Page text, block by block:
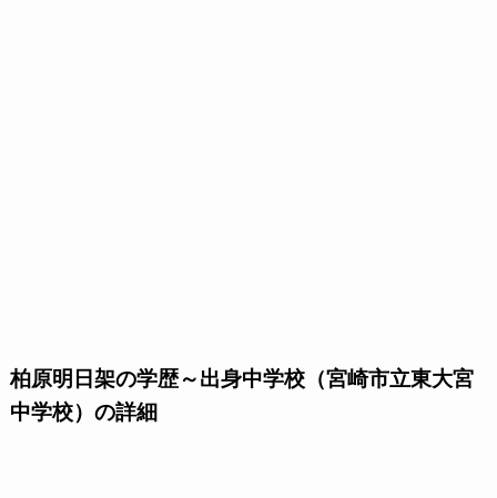
柏原明日架の学歴～出身中学校（宮崎市立東大宮
中学校）の詳細